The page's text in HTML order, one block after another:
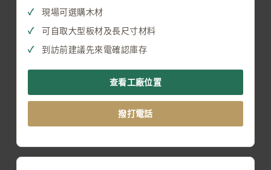
現場可選購木材
可自取大型板材及長尺寸材料
到訪前建議先來電確認庫存
查看工廠位置
撥打電話